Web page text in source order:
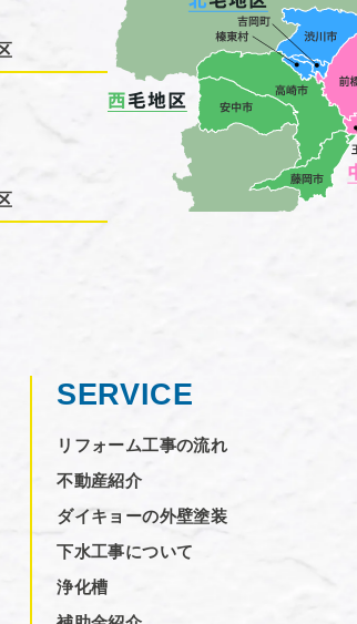
SERVICE
リフォーム工事の流れ
不動産紹介
ダイキョーの外壁塗装
下水工事について
浄化槽